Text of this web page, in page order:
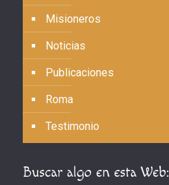
Misioneros
Noticias
Publicaciones
Roma
Testimonio
Buscar algo en esta Web: